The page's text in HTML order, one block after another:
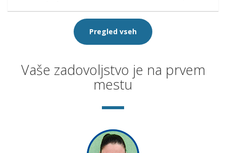
Pregled vseh
Vaše zadovoljstvo je na prvem
mestu